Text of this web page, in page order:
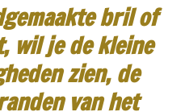
bril of
wil je de kleine
zien, de
van het